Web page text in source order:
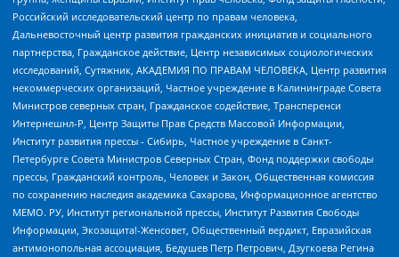
Российский исследовательский центр по правам человека,
Дальневосточный центр развития гражданских инициатив и социального
партнерства, Гражданское действие, Центр независимых социологических
исследований, Сутяжник, АКАДЕМИЯ ПО ПРАВАМ ЧЕЛОВЕКА, Центр развития
некоммерческих организаций, Частное учреждение в Калининграде Совета
Министров северных стран, Гражданское содействие, Трансперенси
Интернешнл-Р, Центр Защиты Прав Средств Массовой Информации,
Институт развития прессы - Сибирь, Частное учреждение в Санкт-
Петербурге Совета Министров Северных Стран, Фонд поддержки свободы
прессы, Гражданский контроль, Человек и Закон, Общественная комиссия
по сохранению наследия академика Сахарова, Информационное агентство
МЕМО. РУ, Институт региональной прессы, Институт Развития Свободы
Информации, Экозащита!-Женсовет, Общественный вердикт, Евразийская
антимонопольная ассоциация, Бедушев Петр Петрович, Дзугкоева Регина